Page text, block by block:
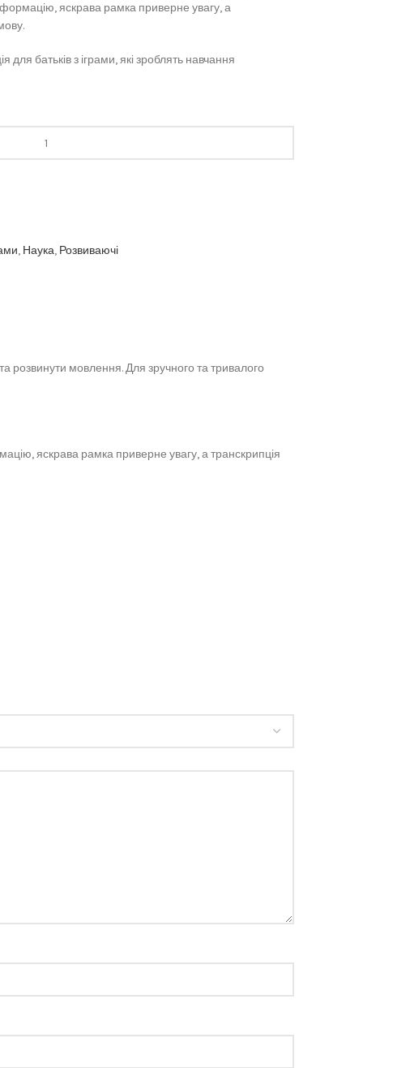
яскрава рамка приверне увагу, а
для батьків з іграми, які зроблять навчання
, Наука, Розвиваючі
розвинути мовлення. Для зручного та тривалого
яскрава рамка приверне увагу, а транскрипція